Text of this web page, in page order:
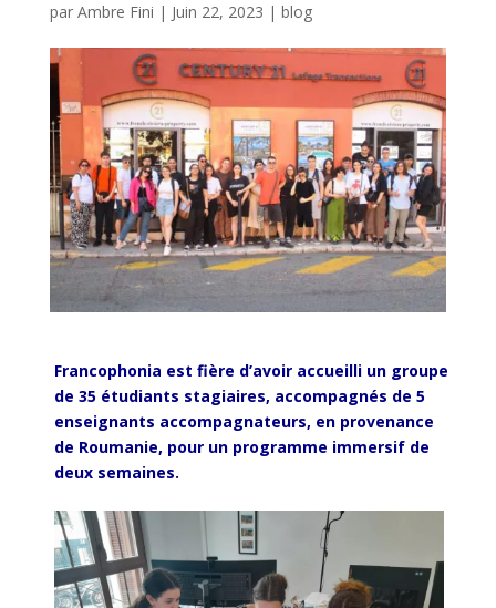
par Ambre Fini | Juin 22, 2023 | blog
Francophonia est fière d’avoir accueilliun groupe
de 35 étudiants stagiaires, accompagnés de 5
enseignants accompagnateurs, enprovenance
de Roumanie, pour un programme immersif de
deux semaines.